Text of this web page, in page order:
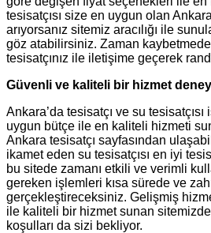
tesisatçısı size en uygun olan
arıyorsanız sitemiz aracılığı ile
göz atabilirsiniz. Zaman
tesisatçınız ile iletişime geçerek
Güvenli ve kaliteli bir hizmet
Ankara’da tesisatçı ve su
uygun bütçe ile en kaliteli hizmeti
Ankara tesisatçı sayfasından
ikamet eden su tesisatçısı en iyi
bu sitede zamanı etkili ve verimli
gereken işlemleri kısa sürede ve
gerçekleştireceksiniz. Gelişmiş
ile kaliteli bir hizmet sunan
koşulları da sizi bekliyor.